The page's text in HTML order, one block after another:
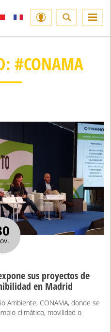
#CONAMA
sus proyectos de
en Madrid
Ambiente, CONAMA, donde se
climático, movilidad o